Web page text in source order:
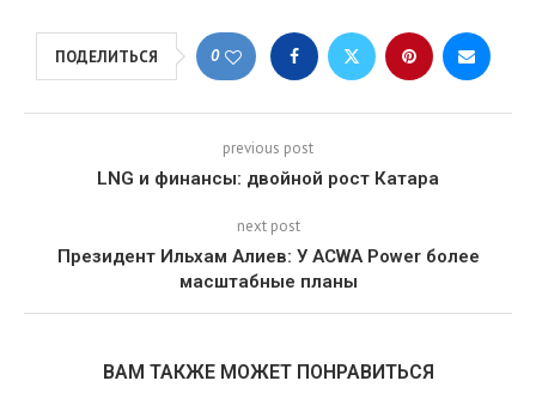
ПОДЕЛИТЬСЯ 0
previous post
LNG и финансы: двойной рост Катара
next post
Президент Ильхам Алиев: У ACWA Power более
масштабные планы
ВАМ ТАКЖЕ МОЖЕТ ПОНРАВИТЬСЯ